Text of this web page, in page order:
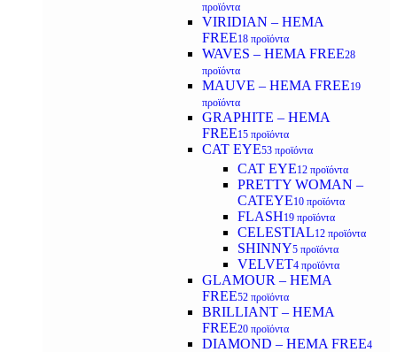
προϊόντα
VIRIDIAN – HEMA
FREE18 προϊόντα
WAVES – HEMA FREE28
προϊόντα
MAUVE – HEMA FREE19
προϊόντα
GRAPHITE – HEMA
FREE15 προϊόντα
CAT EYE53 προϊόντα
CAT EYE12 προϊόντα
PRETTY WOMAN –
CATEYE10 προϊόντα
FLASH19 προϊόντα
CELESTIAL12 προϊόντα
SHINNY5 προϊόντα
VELVET4 προϊόντα
GLAMOUR – HEMA
FREE52 προϊόντα
BRILLIANT – HEMA
FREE20 προϊόντα
DIAMOND – HEMA FREE4